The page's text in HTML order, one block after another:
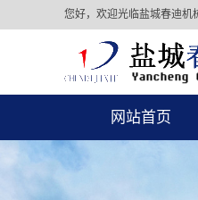
您好，欢迎光临盐城春迪机
网站首页